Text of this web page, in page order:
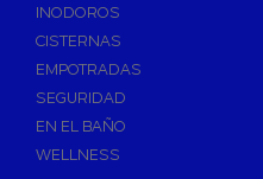
Calderines
Herramientas y Vestuario
Adhesivos Instantaneos
Selladores y Masillas
INODOROS
CISTERNAS
EMPOTRADAS
SEGURIDAD
EN EL BAÑO
WELLNESS